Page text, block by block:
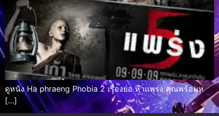
ดูหนัง Ha phraeng Phobia 2 เรื่องย่อ ห้าแพร่ง คุณพร้อมห
[…]